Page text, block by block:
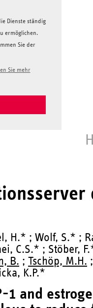
Dienste ständig
ermöglichen.
Sie der
Sie mehr
H.* ; Wolf, S.* ;
C.S.* ; Stöber,
B. ; Tschöp, M.H.
K.P.*
1 and